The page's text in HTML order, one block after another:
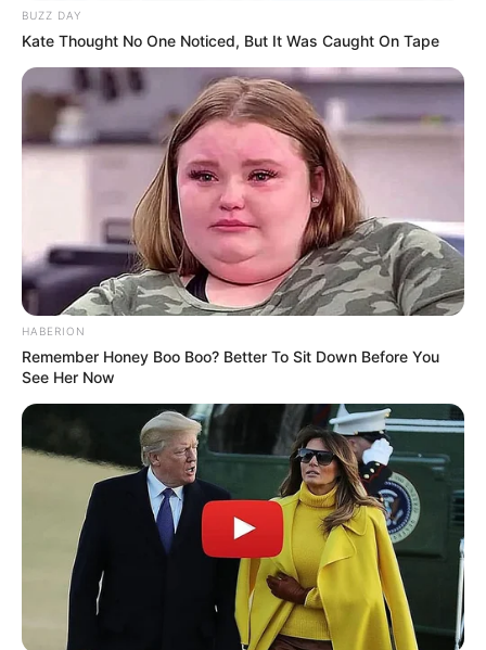
(foto: instagram/@naomi.paulinda)
3. Tak lupamirror selfie, foto ala cewek kekinian
BUZZ DAY
Kate Thought No One Noticed, But It Was Caught On Tape
HABERION
Remember Honey Boo Boo? Better To Sit Down Before You
See Her Now